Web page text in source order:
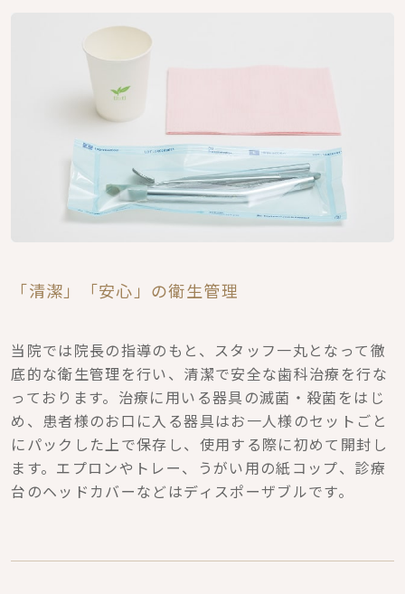
「清潔」「安心」の衛生管理
当院では院長の指導のもと、スタッフ一丸となって徹
底的な衛生管理を行い、清潔で安全な歯科治療を行な
っております。治療に用いる器具の滅菌・殺菌をはじ
め、患者様のお口に入る器具はお一人様のセットごと
にパックした上で保存し、使用する際に初めて開封し
ます。エプロンやトレー、うがい用の紙コップ、診療
台のヘッドカバーなどはディスポーザブルです。